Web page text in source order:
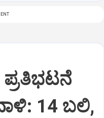
ಪ್ರತಿಭಟನೆ
14 ಬಲಿ,